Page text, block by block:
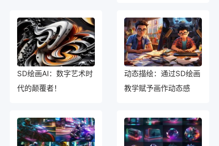
SD绘画AI：数字艺术时
代的颠覆者！
动态描绘：通过SD绘画
教学赋予画作动态感